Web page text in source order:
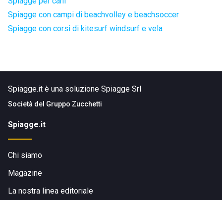
Spiagge con campi di beachvolley e beachsoccer
Spiagge con corsi di kitesurf windsurf e vela
Spiagge.it è una soluzione Spiagge Srl
Società del Gruppo Zucchetti
Spiagge.it
Chi siamo
Magazine
La nostra linea editoriale